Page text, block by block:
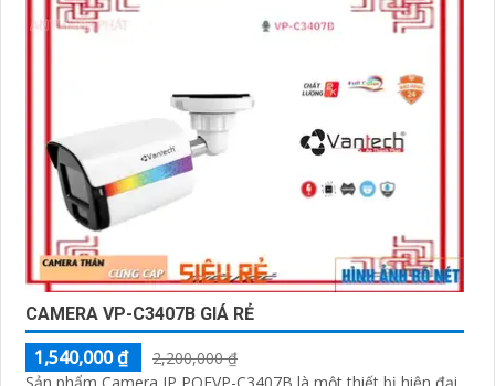
CAMERA VP-C3407B GIÁ RẺ
1,540,000 ₫
2,200,000 ₫